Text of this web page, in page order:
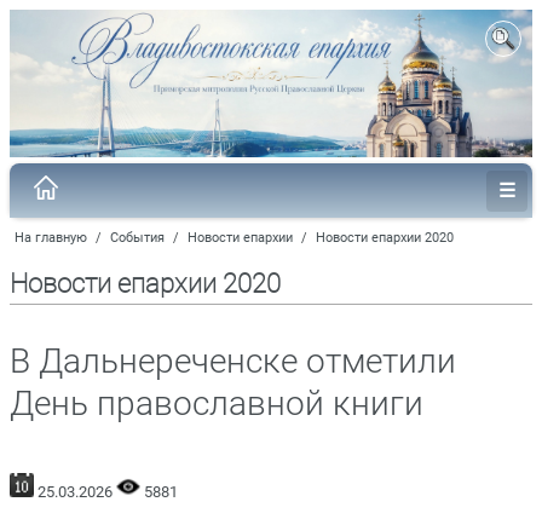
На главную / События / Новости епархии / Новости епархии 2020
Новости епархии 2020
В Дальнереченске отметили
День православной книги
25.03.2026 5881